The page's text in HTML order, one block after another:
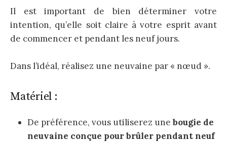
Il est important de bien déterminer votre
intention, qu’elle soit claire à votre esprit avant
de commencer et pendant les neuf jours.
Dans l’idéal, réalisez une neuvaine par « nœud ».
Matériel :
De préférence, vous utiliserez unebougie de
neuvaine conçue pour brûler pendant neuf